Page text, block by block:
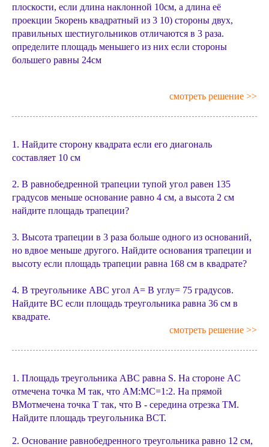
плоскости, если длина наклонной 10см, а длина её
проекции 5корень квадратный из 3 10) стороны двух,
правильных шестиугольников отличаются в 3 раза.
определите площадь меньшего из них если стороны
большего равны 24см
смотреть решение >>
1. Найдите сторону квадрата если его диагональ
составляет 10 см
2. В равнобедренной трапеции тупой угол равен 135
градусов меньше основание равно 4 см, а высота 2 см
найдите площадь трапеции?
3. Высота трапеции в 3 раза больше одного из оснований,
но вдвое меньше другого. Найдите основания трапеции и
высоту если площадь трапеции равна 168 см в квадрате?
4. В треугольнике АВС угол А= В углу= 75 градусов.
Найдите ВС если площадь треугольника равна 36 см в
квадрате.
смотреть решение >>
1. Площадь треугольника ABC равна S. На стороне AC
отмечена точка М так, что АМ:МС=1:2. На прямой
ВМотмечена точка Т так, что В - середина отрезка ТМ.
Найдите площадь треугольника ВСТ.
2. Основание равнобедренного треугольника равно 12 см,